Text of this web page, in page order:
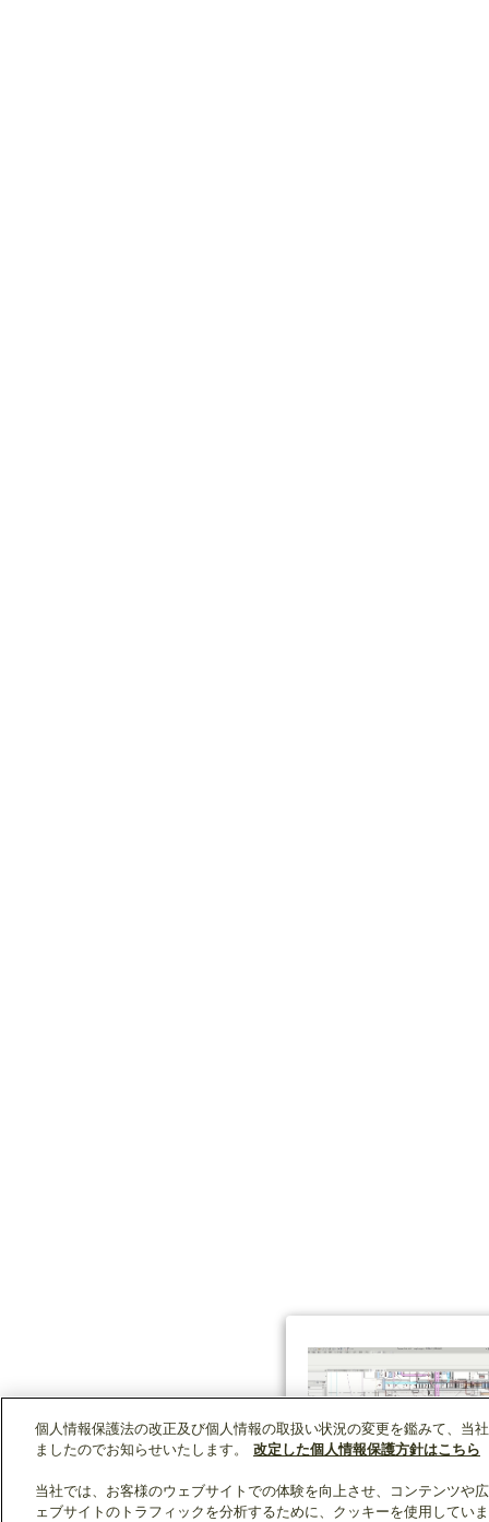
個人情報保護法の改正及び個人情報の取扱い状況の変更を鑑みて、当
ましたのでお知らせいたします。
改定した個人情報保護方針はこちら
当社では、お客様のウェブサイトでの体験を向上させ、コンテンツや
ェブサイトのトラフィックを分析するために、クッキーを使用してい